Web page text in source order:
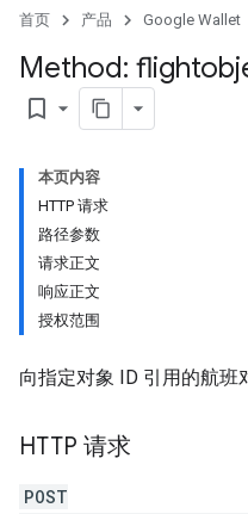
首页 产品 Google Wallet
Method:
bookmark_border
本页内容
HTTP 请求
路径参数
请求正文
响应正文
授权范围
向指定对象 ID 引用的航班
HTTP 请求
POST